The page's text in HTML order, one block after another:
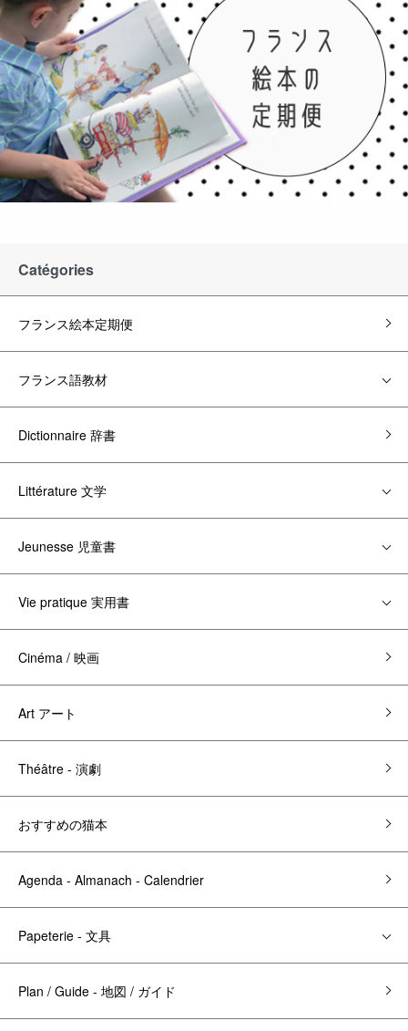
Catégories
フランス絵本定期便
フランス語教材
Dictionnaire 辞書
Littérature 文学
Jeunesse 児童書
Vie pratique 実用書
Cinéma / 映画
Art アート
Théâtre - 演劇
おすすめの猫本
Agenda - Almanach - Calendrier
Papeterie - 文具
Plan / Guide - 地図 / ガイド